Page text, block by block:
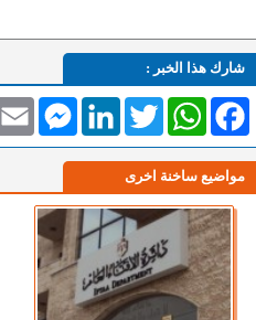
شارك هذا الخبر :
Email
MessengerLinkedInTwitterWhatsAppFacebook
مواضيع ساخنة اخرى